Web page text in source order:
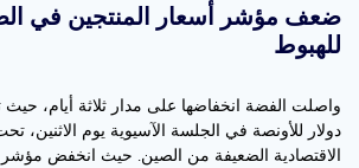
ضعف مؤشر أسعار المنتجين في
للهبوط
دولار للأونصة في الجلسة الآسيوية يوم الاثنين،
الاقتصادية الضعيفة من الصين. حيث انخفض مؤشر